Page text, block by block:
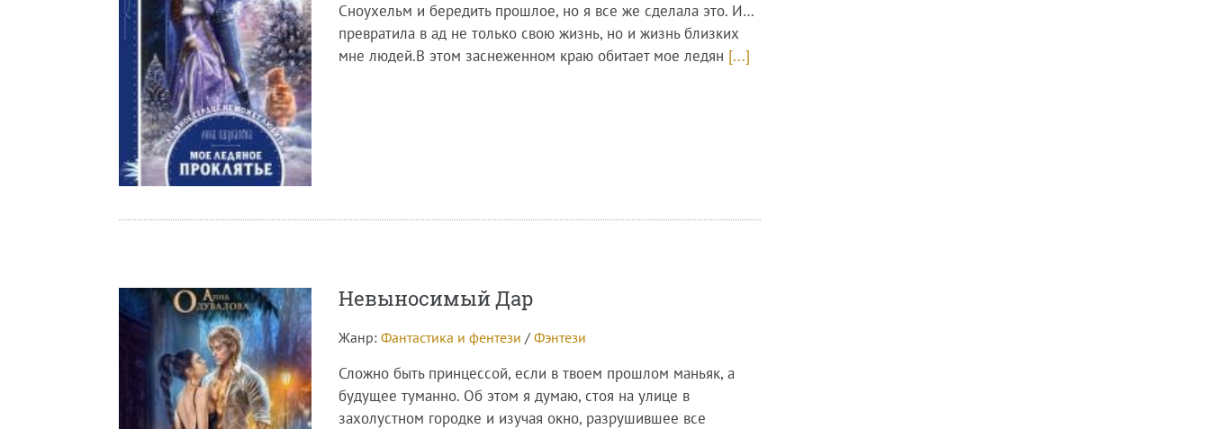
Сноухельм и бередить прошлое, но я все же сделала это. И…
превратила в ад не только свою жизнь, но и жизнь близких
мне людей.В этом заснеженном краю обитает мое ледян [...]
Невыносимый Дар
Жанр: Фантастика и фентези / Фэнтези
Сложно быть принцессой, если в твоем прошлом маньяк, а
будущее туманно. Об этом я думаю, стоя на улице в
захолустном городке и изучая окно, разрушившее все